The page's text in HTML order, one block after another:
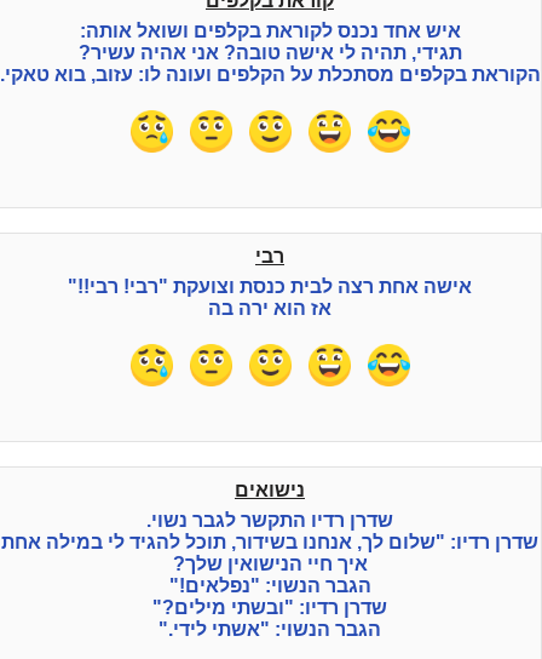
איש אחד נכנס לקוראת בקלפים ושואל אותה:
תגידי, תהיה לי אישה טובה? אני אהיה עשיר?
הקוראת בקלפים מסתכלת על הקלפים ועונה לו: עזוב, בוא טאקי.
רבי
אישה אחת רצה לבית כנסת וצועקת "רבי! רבי!!"
אז הוא ירה בה
נישואים
שדרן רדיו התקשר לגבר נשוי.
שדרן רדיו: "שלום לך, אנחנו בשידור, תוכל להגיד לי במילה אחת
איך חיי הנישואין שלך?
הגבר הנשוי: "נפלאים!"
שדרן רדיו: "ובשתי מילים?"
הגבר הנשוי: "אשתי לידי."